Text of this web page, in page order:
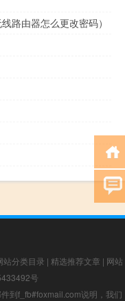
路由器怎么更改密码）
站分类目录 | 精选推荐文章 | 网站
号
到f_fb#foxmail.com说明，我们